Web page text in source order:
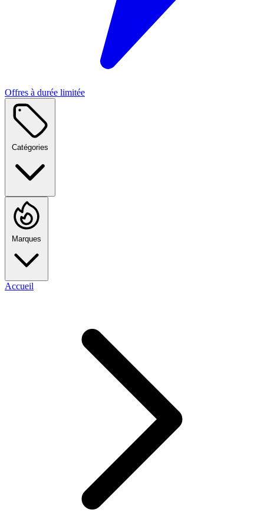
Offres à durée limitée
Catégories
Marques
Accueil